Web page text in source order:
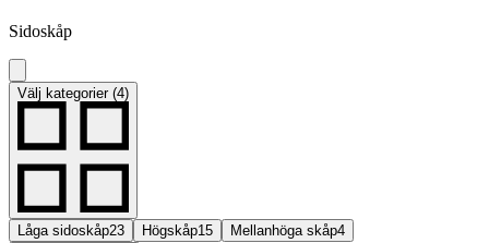
Sidoskåp
Välj kategorier (4)
Låga sidoskåp23 Högskåp15 Mellanhöga skåp4